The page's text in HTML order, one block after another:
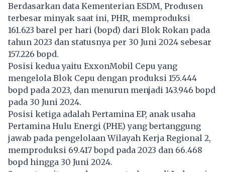
Berdasarkan data Kementerian ESDM, Produsen
terbesar minyak saat ini, PHR, memproduksi
161.623 barel per hari (bopd) dari Blok Rokan pada
tahun 2023 dan statusnya per 30 Juni 2024 sebesar
157.226 bopd.
Posisi kedua yaitu ExxonMobil Cepu yang
mengelola Blok Cepu dengan produksi 155.444
bopd pada 2023, dan menurun menjadi 143.946 bopd
pada 30 Juni 2024.
Posisi ketiga adalah Pertamina EP, anak usaha
Pertamina Hulu Energi (PHE) yang bertanggung
jawab pada pengelolaan Wilayah Kerja Regional 2,
memproduksi 69.417 bopd pada 2023 dan 66.468
bopd hingga 30 Juni 2024.